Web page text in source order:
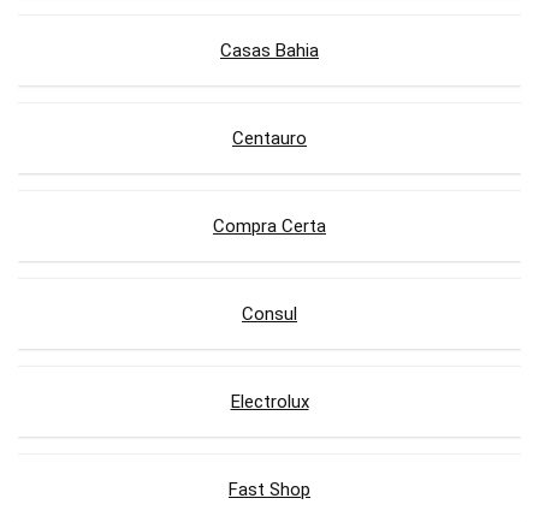
Casas Bahia
Centauro
Compra Certa
Consul
Electrolux
Fast Shop